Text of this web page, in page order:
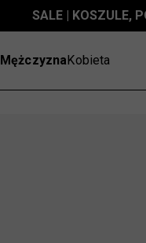
SALE | KOSZULE,
MężczyznaKobieta